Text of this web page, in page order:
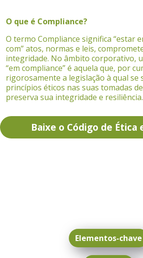
O que é Compliance?
O termo Compliance significa “estar
com” atos, normas e leis,
integridade. No âmbito corporativo,
“em compliance” é aquela que, por
rigorosamente a legislação à qual se
princípios éticos nas suas tomadas
preserva sua integridade e resiliência.
Baixe o Código de Ética
Elementos-chave